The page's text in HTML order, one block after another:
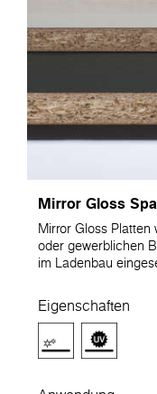
Mirror Gloss
Mirror Gloss
oder gewerblichen
im Ladenbau
Eigenschaften